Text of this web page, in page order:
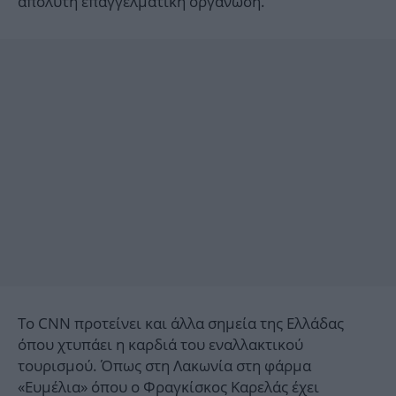
Το CNN προτείνει και άλλα σημεία της Ελλάδας
όπου χτυπάει η καρδιά του εναλλακτικού
τουρισμού. Όπως στη Λακωνία στη φάρμα
«Ευμέλια» όπου ο Φραγκίσκος Καρελάς έχει